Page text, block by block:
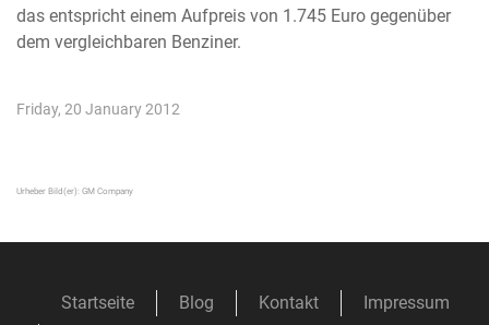
das entspricht einem Aufpreis von 1.745 Euro gegenüber
dem vergleichbaren Benziner.
Friday, 20 January 2012
Urheber Bild(er): GM Company
Startseite Blog Kontakt Impressum